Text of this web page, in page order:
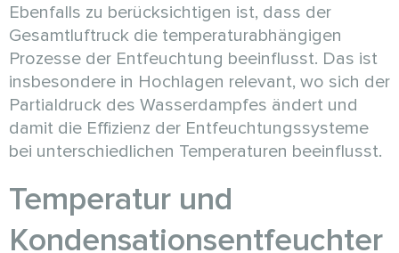
Ebenfalls zu berücksichtigen ist, dass der
Gesamtluftruck die temperaturabhängigen
Prozesse der Entfeuchtung beeinflusst. Das ist
insbesondere in Hochlagen relevant, wo sich der
Partialdruck des Wasserdampfes ändert und
damit die Effizienz der Entfeuchtungssysteme
bei unterschiedlichen Temperaturen beeinflusst.
Temperatur und
Kondensationsentfeuchter